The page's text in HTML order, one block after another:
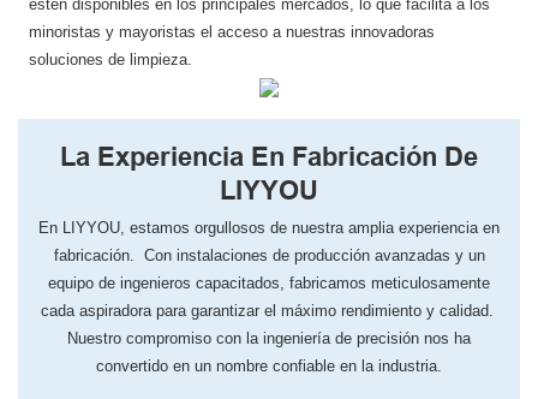
estén disponibles en los principales mercados, lo que facilita a los
minoristas y mayoristas el acceso a nuestras innovadoras
soluciones de limpieza.
La Experiencia En Fabricación De
LIYYOU
En LIYYOU, ​​estamos orgullosos de nuestra amplia experiencia en
fabricación. Con instalaciones de producción avanzadas y un
equipo de ingenieros capacitados, fabricamos meticulosamente
cada aspiradora para garantizar el máximo rendimiento y calidad.
Nuestro compromiso con la ingeniería de precisión nos ha
convertido en un nombre confiable en la industria.